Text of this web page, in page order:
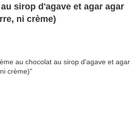
sirop d'agave et agar agar
ni crème)